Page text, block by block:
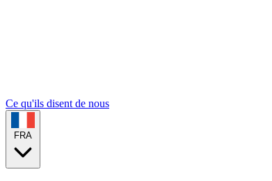
Ce qu'ils disent de nous
FRA